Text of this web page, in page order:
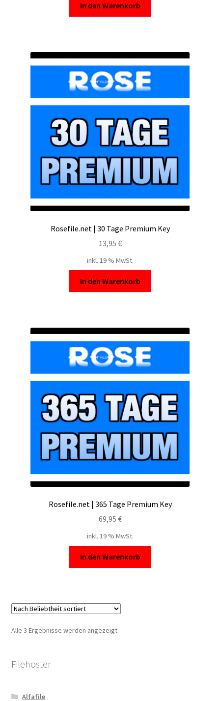
Versandinfos
Widerrufsbelehrung
Zahlungsarten
In den Warenkorb
Rosefile.net | 30 Tage Premium Key
13,95 €
inkl. 19 % MwSt.
In den Warenkorb
Rosefile.net | 365 Tage Premium Key
69,95 €
inkl. 19 % MwSt.
In den Warenkorb
Alle 3 Ergebnisse werden angezeigtNach
Filehoster
Alfafile